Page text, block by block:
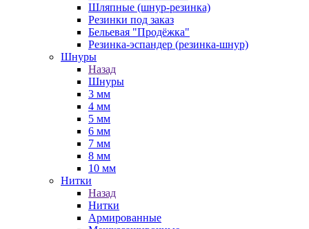
Шляпные (шнур-резинка)
Резинки под заказ
Бельевая "Продёжка"
Резинка-эспандер (резинка-шнур)
Шнуры
Назад
Шнуры
3 мм
4 мм
5 мм
6 мм
7 мм
8 мм
10 мм
Нитки
Назад
Нитки
Армированные